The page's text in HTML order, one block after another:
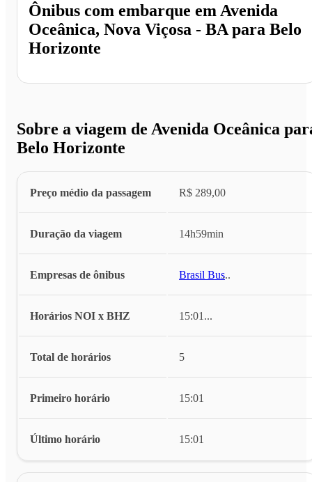
Ônibus com embarque em Avenida
Oceânica, Nova Viçosa - BA para Belo
Horizonte
Sobre a viagem de Avenida Oceânica
Belo Horizonte
Preço médio da passagem R$ 289,00
Duração da viagem 14h59min
Empresas de ônibus Brasil Bus...
Horários NOI x BHZ 15:01...
Total de horários 5
Primeiro horário 15:01
Último horário 15:01